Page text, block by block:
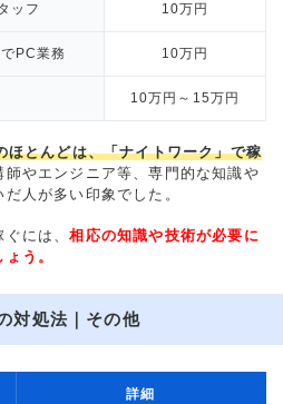
ッフ 10万円
PC業務 10万円
10万円～15万円
ほとんどは、「ナイトワーク」で稼
師やエンジニア等、専門的な知識や
人が多い印象でした。
ぐには、相応の知識や技術が必要に
う。
対処法｜その他
詳細